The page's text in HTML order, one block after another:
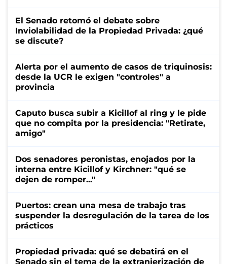
El Senado retomó el debate sobre
Inviolabilidad de la Propiedad Privada: ¿qué
se discute?
Alerta por el aumento de casos de triquinosis:
desde la UCR le exigen "controles" a
provincia
Caputo busca subir a Kicillof al ring y le pide
que no compita por la presidencia: "Retirate,
amigo"
Dos senadores peronistas, enojados por la
interna entre Kicillof y Kirchner: "qué se
dejen de romper..."
Puertos: crean una mesa de trabajo tras
suspender la desregulación de la tarea de los
prácticos
Propiedad privada: qué se debatirá en el
Senado sin el tema de la extranjerización de